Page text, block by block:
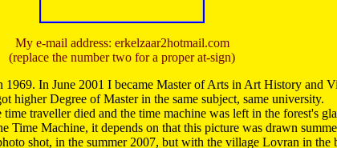
My e-mail address: erkelzaar2hotmail.com
(replace the number two for a proper at-sign)
In June 2001 I became Master of Arts in Art History and
higher Degree of Master in the same subject, same university.
traveller died and the time machine was left in the forest's
Machine, it depends on that this picture was drawn
shot, in the summer 2007, but with the village Lovran in the